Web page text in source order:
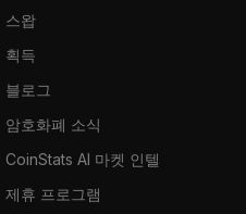
스왑
획득
블로그
암호화폐 소식
CoinStats AI 마켓 인텔
제휴 프로그램